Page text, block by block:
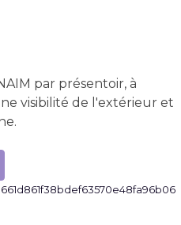
par présentoir, à
visibilité de l'extérieur et